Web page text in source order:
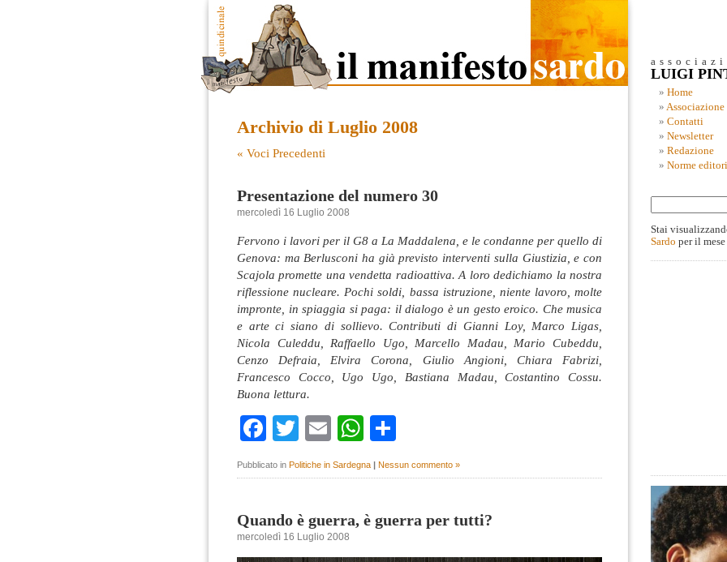
Archivio di Luglio 2008
« Voci Precedenti
Presentazione del numero 30
mercoledì 16 Luglio 2008
Fervono i lavori per il G8 a La Maddalena, e le condanne per quello di
Genova: ma Berlusconi ha già previsto interventi sulla Giustizia, e con
Scajola promette una vendetta radioattiva. A loro dedichiamo la nostra
riflessione nucleare. Pochi soldi, bassa istruzione, niente lavoro, molte
impronte, in spiaggia si paga: il dialogo è un gesto eroico. Che musica
e arte ci siano di sollievo. Contributi di Gianni Loy, Marco Ligas,
Nicola Culeddu, Raffaello Ugo, Marcello Madau, Mario Cubeddu,
Cenzo Defraia, Elvira Corona, Giulio Angioni, Chiara Fabrizi,
Francesco Cocco, Ugo Ugo, Bastiana Madau, Costantino Cossu.
Buona lettura.
Facebook
TwitterEmailWhatsApp
Pubblicato in Politiche in Sardegna Nessun commento »
Quando è guerra, è guerra per tutti?
mercoledì 16 Luglio 2008
LUIGI
Home
Associazione
Contatti
Newsletter
Redazione
Norme
Stai
Sardo per il